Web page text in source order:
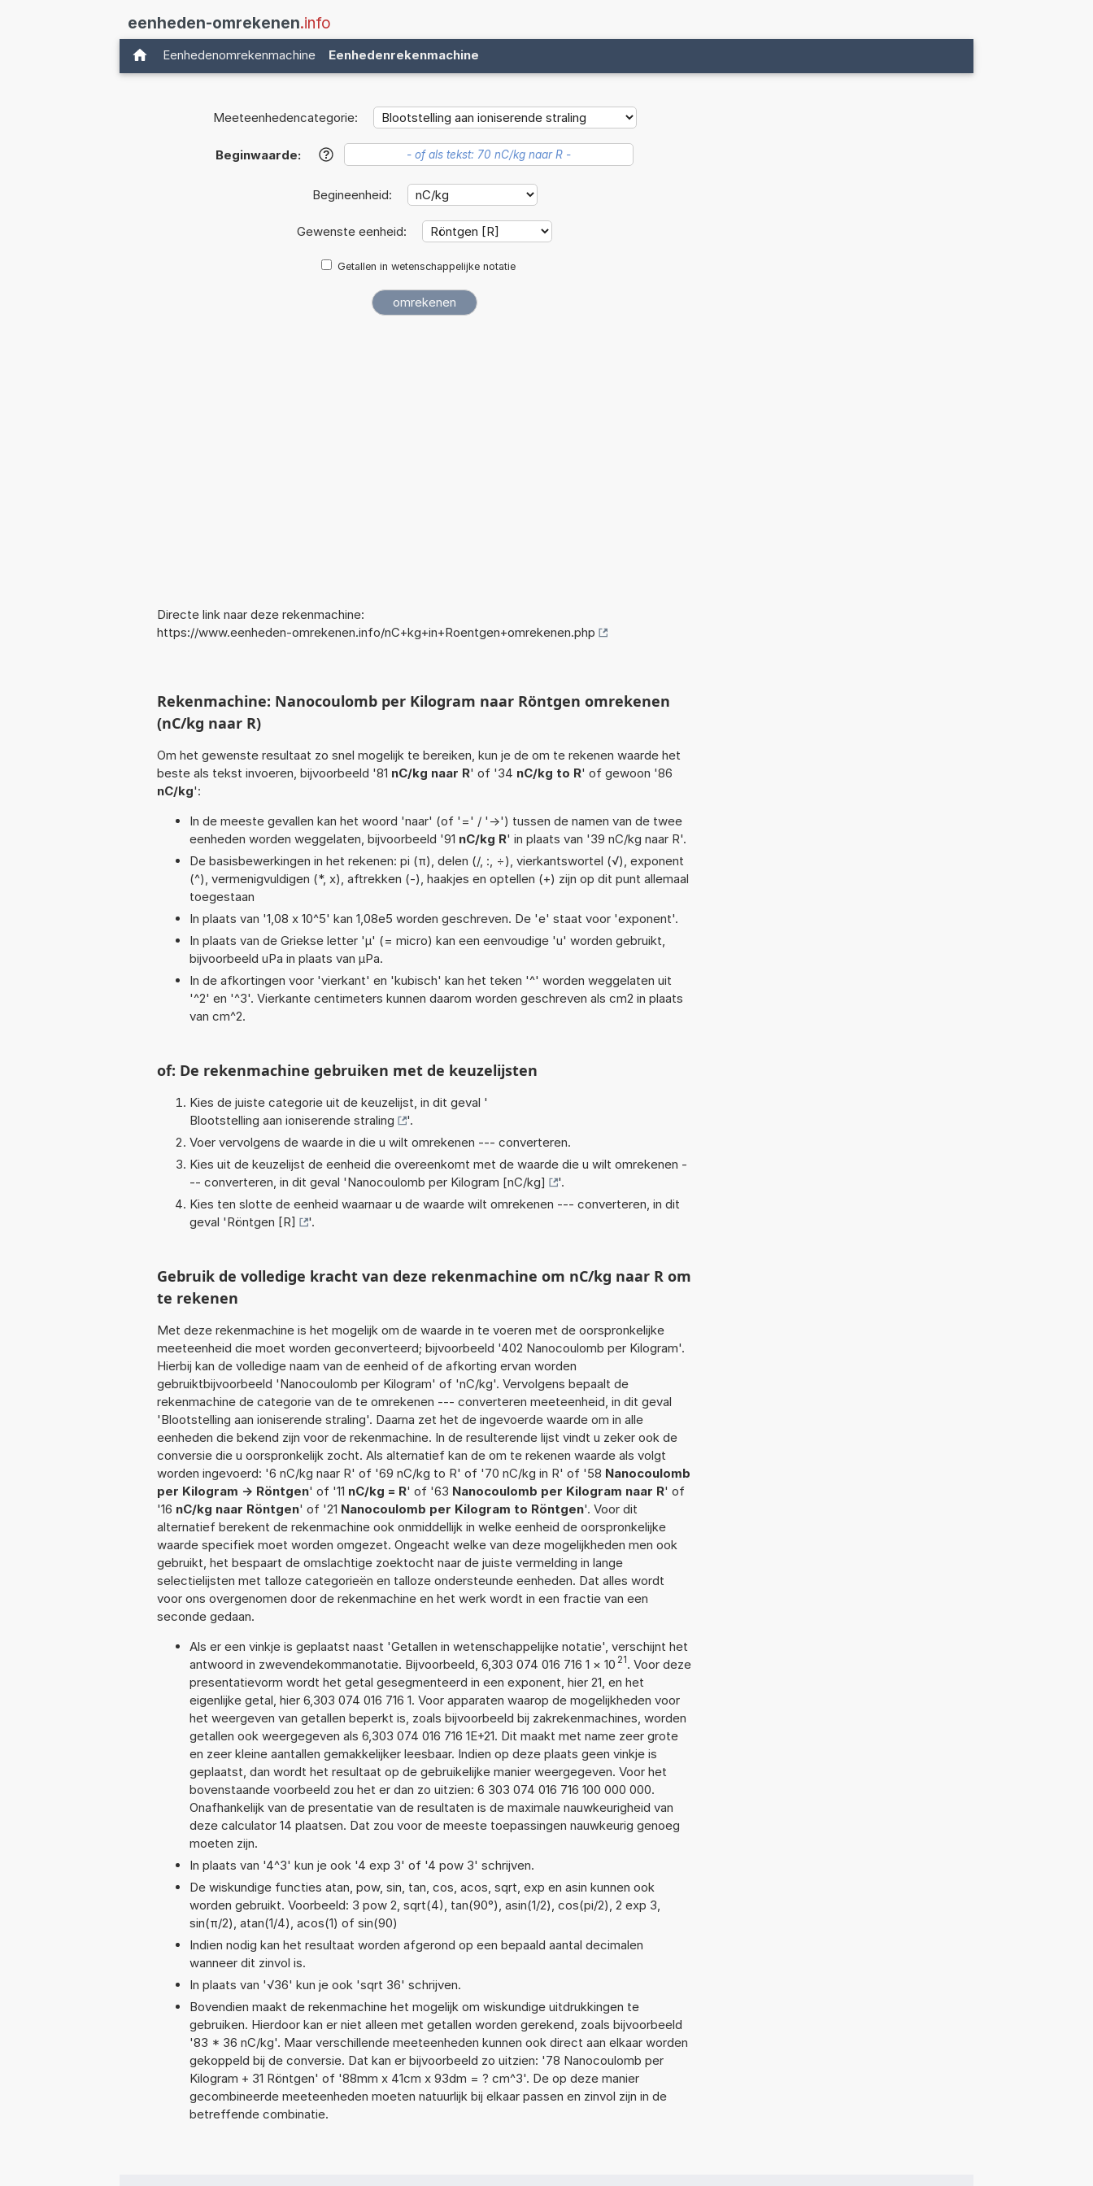
eenheden-omrekenen.info
Eenhedenomrekenmachine Eenhedenrekenmachine
Meeteenhedencategorie:
Beginwaarde: ?
Begineenheid:
Gewenste eenheid:
Getallen in wetenschappelijke notatie
Directe link naar deze rekenmachine:
https://www.eenheden-omrekenen.info/nC+kg+in+Roentgen+omrekenen.php
Rekenmachine: Nanocoulomb per Kilogram naar Röntgen omrekenen
(nC/kg naar R)
Om het gewenste resultaat zo snel mogelijk te bereiken, kun je de om te rekenen waarde het
beste als tekst invoeren, bijvoorbeeld '81 nC/kg naar R' of '34 nC/kg to R' of gewoon '86
nC/kg':
In de meeste gevallen kan het woord 'naar' (of '=' / '->') tussen de namen van de twee
eenheden worden weggelaten, bijvoorbeeld '91 nC/kg R' in plaats van '39 nC/kg naar R'.
De basisbewerkingen in het rekenen: pi (π), delen (/, :, ÷), vierkantswortel (√), exponent
(^), vermenigvuldigen (*, x), aftrekken (-), haakjes en optellen (+) zijn op dit punt allemaal
toegestaan
In plaats van '1,08 x 10^5' kan 1,08e5 worden geschreven. De 'e' staat voor 'exponent'.
In plaats van de Griekse letter 'µ' (= micro) kan een eenvoudige 'u' worden gebruikt,
bijvoorbeeld uPa in plaats van µPa.
In de afkortingen voor 'vierkant' en 'kubisch' kan het teken '^' worden weggelaten uit
'^2' en '^3'. Vierkante centimeters kunnen daarom worden geschreven als cm2 in plaats
van cm^2.
of: De rekenmachine gebruiken met de keuzelijsten
Kies de juiste categorie uit de keuzelijst, in dit geval '
Blootstelling aan ioniserende straling
'.
Voer vervolgens de waarde in die u wilt omrekenen --- converteren.
Kies uit de keuzelijst de eenheid die overeenkomt met de waarde die u wilt omrekenen -
-- converteren, in dit geval 'Nanocoulomb per Kilogram [nC/kg]
'.
Kies ten slotte de eenheid waarnaar u de waarde wilt omrekenen --- converteren, in dit
geval 'Röntgen [R] '.
Gebruik de volledige kracht van deze rekenmachine om nC/kg naar R om
te rekenen
Met deze rekenmachine is het mogelijk om de waarde in te voeren met de oorspronkelijke
meeteenheid die moet worden geconverteerd; bijvoorbeeld '402 Nanocoulomb per Kilogram'.
Hierbij kan de volledige naam van de eenheid of de afkorting ervan worden
gebruiktbijvoorbeeld 'Nanocoulomb per Kilogram' of 'nC/kg'. Vervolgens bepaalt de
rekenmachine de categorie van de te omrekenen --- converteren meeteenheid, in dit geval
'Blootstelling aan ioniserende straling'. Daarna zet het de ingevoerde waarde om in alle
eenheden die bekend zijn voor de rekenmachine. In de resulterende lijst vindt u zeker ook de
conversie die u oorspronkelijk zocht. Als alternatief kan de om te rekenen waarde als volgt
worden ingevoerd: '6 nC/kg naar R' of '69 nC/kg to R' of '70 nC/kg in R' of '58 Nanocoulomb
per Kilogram -> Röntgen' of '11 nC/kg = R' of '63 Nanocoulomb per Kilogram naar R' of
'16 nC/kg naar Röntgen' of '21 Nanocoulomb per Kilogram to Röntgen'. Voor dit
alternatief berekent de rekenmachine ook onmiddellijk in welke eenheid de oorspronkelijke
waarde specifiek moet worden omgezet. Ongeacht welke van deze mogelijkheden men ook
gebruikt, het bespaart de omslachtige zoektocht naar de juiste vermelding in lange
selectielijsten met talloze categorieën en talloze ondersteunde eenheden. Dat alles wordt
voor ons overgenomen door de rekenmachine en het werk wordt in een fractie van een
seconde gedaan.
Als er een vinkje is geplaatst naast 'Getallen in wetenschappelijke notatie', verschijnt het
antwoord in zwevendekommanotatie. Bijvoorbeeld, 6,303 074 016 716 1 × 10 21. Voor deze
presentatievorm wordt het getal gesegmenteerd in een exponent, hier 21, en het
eigenlijke getal, hier 6,303 074 016 716 1. Voor apparaten waarop de mogelijkheden voor
het weergeven van getallen beperkt is, zoals bijvoorbeeld bij zakrekenmachines, worden
getallen ook weergegeven als 6,303 074 016 716 1E+21. Dit maakt met name zeer grote
en zeer kleine aantallen gemakkelijker leesbaar. Indien op deze plaats geen vinkje is
geplaatst, dan wordt het resultaat op de gebruikelijke manier weergegeven. Voor het
bovenstaande voorbeeld zou het er dan zo uitzien: 6 303 074 016 716 100 000 000.
Onafhankelijk van de presentatie van de resultaten is de maximale nauwkeurigheid van
deze calculator 14 plaatsen. Dat zou voor de meeste toepassingen nauwkeurig genoeg
moeten zijn.
In plaats van '4^3' kun je ook '4 exp 3' of '4 pow 3' schrijven.
De wiskundige functies atan, pow, sin, tan, cos, acos, sqrt, exp en asin kunnen ook
worden gebruikt. Voorbeeld: 3 pow 2, sqrt(4), tan(90°), asin(1/2), cos(pi/2), 2 exp 3,
sin(π/2), atan(1/4), acos(1) of sin(90)
Indien nodig kan het resultaat worden afgerond op een bepaald aantal decimalen
wanneer dit zinvol is.
In plaats van '√36' kun je ook 'sqrt 36' schrijven.
Bovendien maakt de rekenmachine het mogelijk om wiskundige uitdrukkingen te
gebruiken. Hierdoor kan er niet alleen met getallen worden gerekend, zoals bijvoorbeeld
'83 * 36 nC/kg'. Maar verschillende meeteenheden kunnen ook direct aan elkaar worden
gekoppeld bij de conversie. Dat kan er bijvoorbeeld zo uitzien: '78 Nanocoulomb per
Kilogram + 31 Röntgen' of '88mm x 41cm x 93dm = ? cm^3'. De op deze manier
gecombineerde meeteenheden moeten natuurlijk bij elkaar passen en zinvol zijn in de
betreffende combinatie.